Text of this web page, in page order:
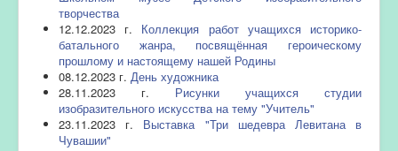
творчества
12.12.2023 г. Коллекция работ учащихся историко-
батального жанра, посвящённая героическому
прошлому и настоящему нашей Родины
08.12.2023 г. День художника
28.11.2023 г. Рисунки учащихся студии
изобразительного искусства на тему "Учитель"
23.11.2023 г. Выставка "Три шедевра Левитана в
Чувашии"